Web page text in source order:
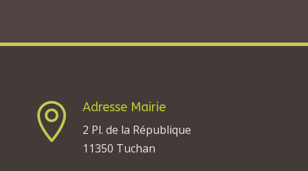

Adresse Mairie
2 Pl. de la République
11350 Tuchan